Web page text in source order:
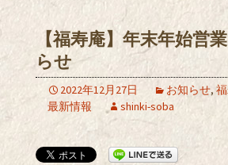
【福寿庵】年末年始営
らせ
2022年12月27日 お知らせ,
最新情報
shinki-soba